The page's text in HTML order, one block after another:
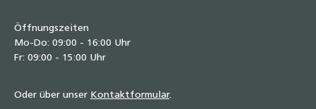
Öffnungszeiten
Mo-Do: 09:00 - 16:00 Uhr
Fr: 09:00 - 15:00 Uhr
Oder über unser Kontaktformular.